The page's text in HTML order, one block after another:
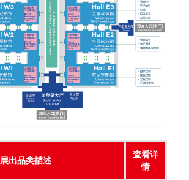
展出品类描述
查看详
情